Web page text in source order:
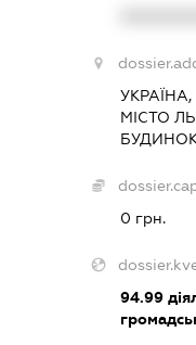
МІСТО
0 грн.
94.99